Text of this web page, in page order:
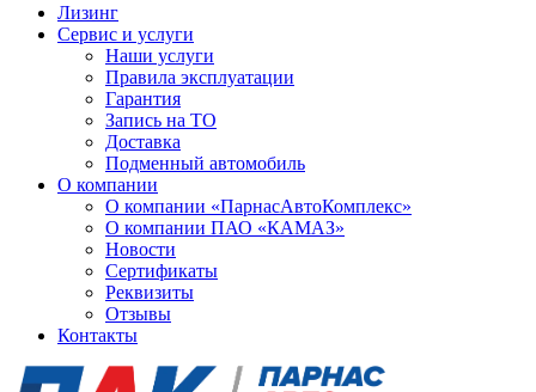
Лизинг
Сервис и услуги
Наши услуги
Правила эксплуатации
Гарантия
Запись на ТО
Доставка
Подменный автомобиль
О компании
О компании «ПарнасАвтоКомплекс»
О компании ПАО «КАМАЗ»
Новости
Сертификаты
Реквизиты
Отзывы
Контакты